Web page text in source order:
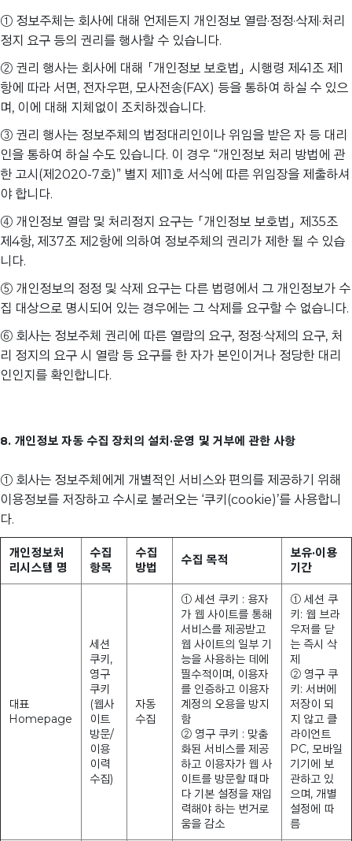
① 정보주체는 회사에 대해 언제든지 개인정보 열람·정정·삭제·처리
정지 요구 등의 권리를 행사할 수 있습니다.
② 권리 행사는 회사에 대해 「개인정보 보호법」 시행령 제41조 제1
항에 따라 서면, 전자우편, 모사전송(FAX) 등을 통하여 하실 수 있으
며, 이에 대해 지체없이 조치하겠습니다.
③ 권리 행사는 정보주체의 법정대리인이나 위임을 받은 자 등 대리
인을 통하여 하실 수도 있습니다. 이 경우 “개인정보 처리 방법에 관
한 고시(제2020-7호)” 별지 제11호 서식에 따른 위임장을 제출하셔
야 합니다.
④ 개인정보 열람 및 처리정지 요구는 「개인정보 보호법」 제35조
제4항, 제37조 제2항에 의하여 정보주체의 권리가 제한 될 수 있습
니다.
⑤ 개인정보의 정정 및 삭제 요구는 다른 법령에서 그 개인정보가 수
집 대상으로 명시되어 있는 경우에는 그 삭제를 요구할 수 없습니다.
⑥ 회사는 정보주체 권리에 따른 열람의 요구, 정정·삭제의 요구, 처
리 정지의 요구 시 열람 등 요구를 한 자가 본인이거나 정당한 대리
인인지를 확인합니다.
8. 개인정보 자동 수집 장치의 설치·운영 및 거부에 관한 사항
① 회사는 정보주체에게 개별적인 서비스와 편의를 제공하기 위해
이용정보를 저장하고 수시로 불러오는 ‘쿠키(cookie)’를 사용합니
다.
개인정보처
리시스템 명
수집
항목
수집
방법
수집 목적
보유·이용
기간
대표
Homepage
세션
쿠키,
영구
쿠키
(웹사
이트
방문/
이용
이력
수집)
자동
수집
① 세션 쿠키 : 용자
가 웹 사이트를 통해
서비스를 제공받고
웹 사이트의 일부 기
능을 사용하는 데에
필수적이며, 이용자
를 인증하고 이용자
계정의 오용을 방지
함
② 영구 쿠키 : 맞춤
화된 서비스를 제공
하고 이용자가 웹 사
이트를 방문할 때마
다 기본 설정을 재입
력해야 하는 번거로
움을 감소
① 세션 쿠
키: 웹 브라
우저를 닫
는 즉시 삭
제
② 영구 쿠
키: 서버에
저장이 되
지 않고 클
라이언트
PC, 모바일
기기에 보
관하고 있
으며, 개별
설정에 따
름